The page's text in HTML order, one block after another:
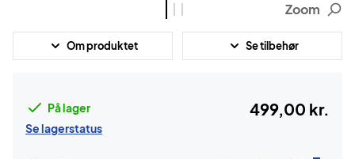
Zoom
Om produktet Se tilbehør
På lager
Se lagerstatus
499,00 kr.